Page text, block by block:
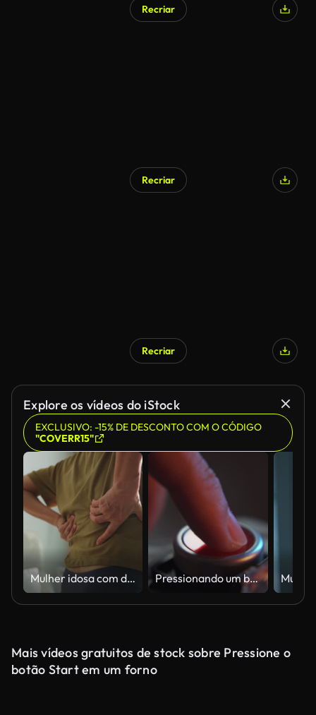
Recriar
Recriar
Recriar
Explore os vídeos do iStock
EXCLUSIVO: -15% DE DESCONTO COM O CÓDIGO
"COVERR15"
Mulher idosa com dor nas costas Pressionando um botão vermelho de partida com tampa
Mais vídeos gratuitos de stock sobre Pressione o
botão Start em um forno